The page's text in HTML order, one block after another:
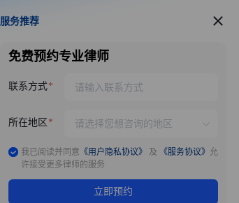
服务推荐
服务推荐
免费预约专业律师
联系方式
所在地区
我已阅读并同意 《用户隐私协议》 及 《服务协议》 允
许接受更多律师的服务
立即预约